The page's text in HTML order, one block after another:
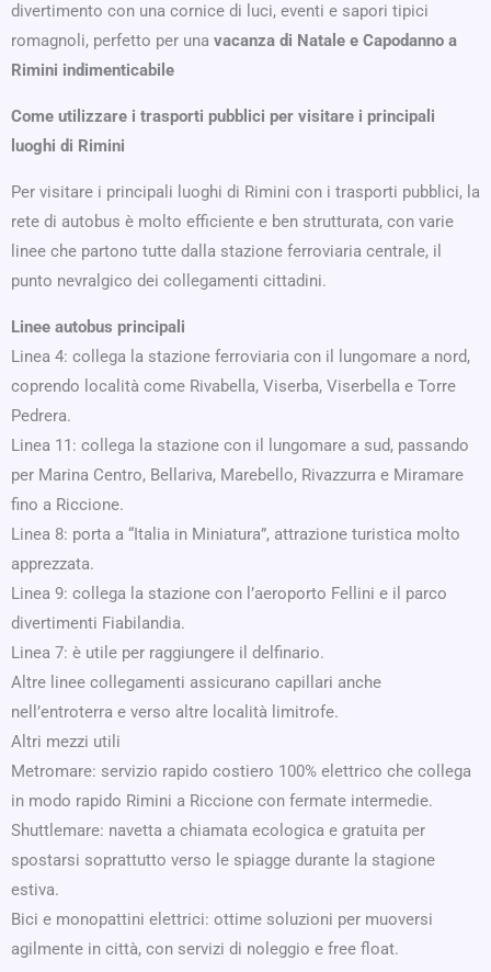
divertimento con una cornice di luci, eventi e sapori tipici
romagnoli, perfetto per una vacanza di Natale e Capodanno a
Rimini indimenticabile
Come utilizzare i trasporti pubblici per visitare i principali
luoghi di Rimini
Per visitare i principali luoghi di Rimini con i trasporti pubblici, la
rete di autobus è molto efficiente e ben strutturata, con varie
linee che partono tutte dalla stazione ferroviaria centrale, il
punto nevralgico dei collegamenti cittadini.
Linee autobus principali
Linea 4: collega la stazione ferroviaria con il lungomare a nord,
coprendo località come Rivabella, Viserba, Viserbella e Torre
Pedrera.
Linea 11: collega la stazione con il lungomare a sud, passando
per Marina Centro, Bellariva, Marebello, Rivazzurra e Miramare
fino a Riccione.
Linea 8: porta a “Italia in Miniatura”, attrazione turistica molto
apprezzata.
Linea 9: collega la stazione con l’aeroporto Fellini e il parco
divertimenti Fiabilandia.
Linea 7: è utile per raggiungere il delfinario.
Altre linee collegamenti assicurano capillari anche
nell’entroterra e verso altre località limitrofe.
Altri mezzi utili
Metromare: servizio rapido costiero 100% elettrico che collega
in modo rapido Rimini a Riccione con fermate intermedie.
Shuttlemare: navetta a chiamata ecologica e gratuita per
spostarsi soprattutto verso le spiagge durante la stagione
estiva.
Bici e monopattini elettrici: ottime soluzioni per muoversi
agilmente in città, con servizi di noleggio e free float.